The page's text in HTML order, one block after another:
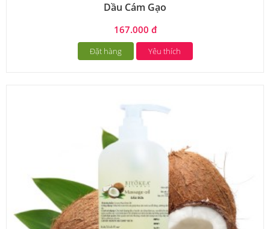
Dầu Cám Gạo
167.000 đ
Đặt hàng Yêu thích